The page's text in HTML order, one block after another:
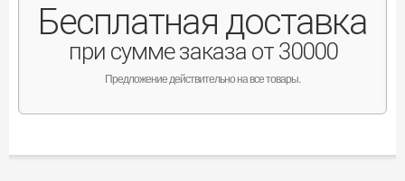
Бесплатная доставка
при сумме заказа от 30000
Предложение действительно на все товары.